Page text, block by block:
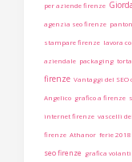
per aziende firenze
agenzia seo firenze
stampare firenze lavora
aziendale packaging
firenze Vantaggi del SEO
Angelico grafico a firenze
internet firenze vascelli
firenze Athanor ferie 2018
seo firenze grafica